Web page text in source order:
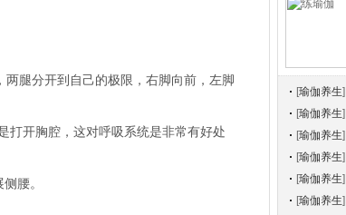
腿分开到自己的极限，右脚向前，左脚
开胸腔，这对呼吸系统是非常有好处
腰。
[瑜伽养生]
[瑜伽养生]
[瑜伽养生]
[瑜伽养生]
[瑜伽养生]
[瑜伽养生]